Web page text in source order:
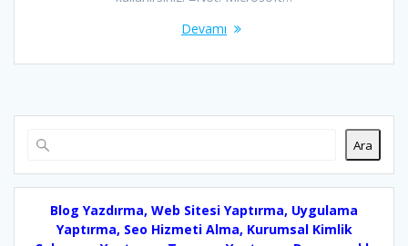
Devamı
Ara
Blog Yazdırma, Web Sitesi Yaptırma, Uygulama
Yaptırma, Seo Hizmeti Alma, Kurumsal Kimlik